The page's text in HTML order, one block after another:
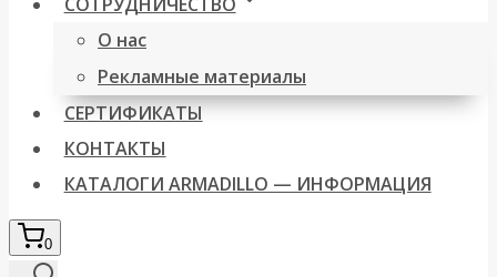
О нас
Рекламные материалы
СЕРТИФИКАТЫ
КОНТАКТЫ
КАТАЛОГИ ARMADILLO — ИНФОРМАЦИЯ
0